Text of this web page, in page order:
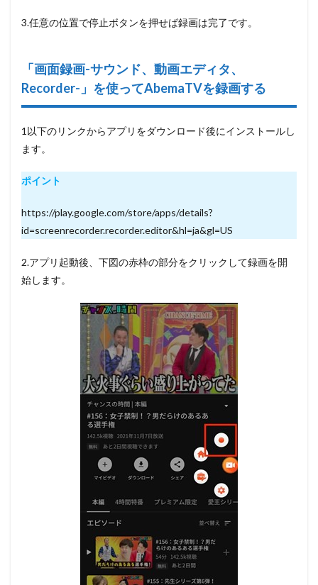
3.任意の位置で停止ボタンを押せば録画は完了です。
「画面録画-サウンド、動画エディタ、
Recorder-」を使ってAbemaTVを録画する
1以下のリンクからアプリをダウンロード後にインストールし
ます。
ポイント
https://play.google.com/store/apps/details?
id=screenrecorder.recorder.editor&hl=ja&gl=US
2.アプリ起動後、 下図の赤枠の部分をクリックして録画を開
始します。